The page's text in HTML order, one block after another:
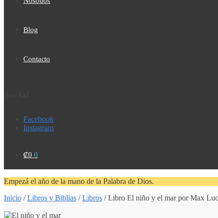
Blog
Contacto
Facebook
Instagram
₡0 0
Empezá el año de la mano de la Palabra de Dios.
Inicio /Libros y Biblias /Libros /Libro El niño y el mar por Max